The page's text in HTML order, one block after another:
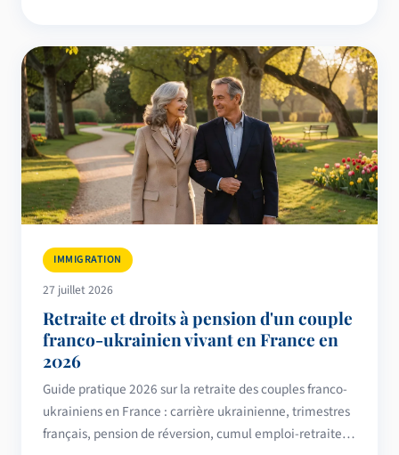
IMMIGRATION
27 juillet 2026
Retraite et droits à pension d'un couple
franco-ukrainien vivant en France en
2026
Guide pratique 2026 sur la retraite des couples franco-
ukrainiens en France : carrière ukrainienne, trimestres
français, pension de réversion, cumul emploi-retraite,